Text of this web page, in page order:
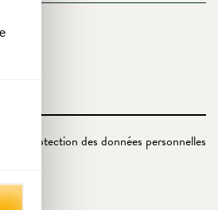
de protection des données personnelles